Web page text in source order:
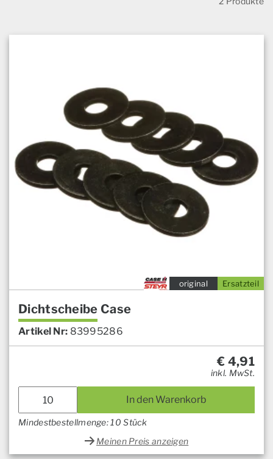
Ersatzteil
original
Dichtscheibe Case
Artikel Nr: 83995286
€ 4,91
inkl. MwSt.
In den Warenkorb
Mindestbestellmenge: 10 Stück
Meinen Preis anzeigen